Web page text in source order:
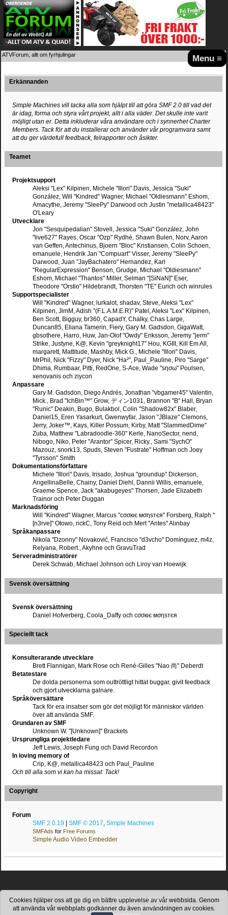
Menu ≡
ATVForum, allt om fyrhjulingar
Erkännanden
Simple Machines vill tacka alla som hjälpt till att göra SMF 2.0 till vad det
är idag, forma och styra vårt projekt, allt i alla väder. Det skulle inte varit
möjligt utan er. Detta inkluderar våra användare och i synnerhet Charter
Members. Tack för att du installerar och använder vår programvara samt
att du ger värdefull feedback, felrapporter och åsikter.
Teamet
Projektsupport
Aleksi "Lex" Kilpinen, Michele "Illori" Davis, Jessica "Suki"
González, Will "Kindred" Wagner, Michael "Oldiesmann" Eshom,
Amacythe, Jeremy "SleePy" Darwood och Justin "metallica48423"
O'Leary
Utvecklare
Jon "Sesquipedalian" Stovell, Jessica "Suki" González, John
"live627" Rayes, Oscar "Ozp" Rydhé, Shawn Bulen, Norv, Aaron
van Geffen, Antechinus, Bjoern "Bloc" Kristiansen, Colin Schoen,
emanuele, Hendrik Jan "Compuart" Visser, Jeremy "SleePy"
Darwood, Juan "JayBachatero" Hernandez, Karl
"RegularExpression" Benson, Grudge, Michael "Oldiesmann"
Eshom, Michael "Thantos" Miller, Selman "[SiNaN]" Eser,
Theodore "Orstio" Hildebrandt, Thorsten "TE" Eurich och winrules
Supportspecialister
Will "Kindred" Wagner, lurkalot, shadav, Steve, Aleksi "Lex"
Kilpinen, JimM, Adish "(F.L.A.M.E.R)" Patel, Aleksi "Lex" Kilpinen,
Ben Scott, Bigguy, br360, CapadY, Chalky, Chas Large,
Duncan85, Eliana Tamerin, Fiery, Gary M. Gadsdon, GigaWatt,
gbsothere, Harro, Huw, Jan-Olof "Owdy" Eriksson, Jeremy "jerm"
Strike, Justyne, K@, Kevin "greyknight17" Hou, KGIII, Kill Em All,
margarett, Mattitude, Mashby, Mick G., Michele "Illori" Davis,
MrPhil, Nick "Fizzy" Dyer, Nick "Ha²", Paul_Pauline, Piro "Sarge"
Dhima, Rumbaar, Pitti, RedOne, S-Ace, Wade "sησω" Poulsen,
xenovanis och ziycon
Anpassare
Gary M. Gadsdon, Diego Andrés, Jonathan "vbgamer45" Valentin,
Mick., Brad "IchBin™" Grow, ディン1031, Brannon "B" Hall, Bryan
"Runic" Deakin, Bugo, Bulakbol, Colin "Shadow82x" Blaber,
Daniel15, Eren Yasarkurt, Gwenwyfar, Jason "JBlaze" Clemons,
Jerry, Joker™, Kays, Killer Possum, Kirby, Matt "SlammedDime"
Zuba, Matthew "Labradoodle-360" Kerle, NanoSector, nend,
Nibogo, Niko, Peter "Arantor" Spicer, Ricky., Sami "SychO"
Mazouz, snork13, Spuds, Steven "Fustrate" Hoffman och Joey
"Tyrsson" Smith
Dokumentationsförfattare
Michele "Illori" Davis, Irisado, Joshua "groundup" Dickerson,
AngellinaBelle, Chainy, Daniel Diehl, Dannii Willis, emanuele,
Graeme Spence, Jack "akabugeyes" Thorsen, Jade Elizabeth
Trainor och Peter Duggan
Marknadsföring
Will "Kindred" Wagner, Marcus "cσσкιє мσηѕтєя" Forsberg, Ralph "
[n3rve]" Otowo, rickC, Tony Reid och Mert "Antes" Alınbay
Språkanpassare
Nikola "Dzonny" Novaković, Francisco "d3vcho" Domínguez, m4z,
Relyana, Robert., Akyhne och GravuTrad
Serveradministratörer
Derek Schwab, Michael Johnson och Liroy van Hoewijk
Svensk översättning
Svensk översättning
Daniel Hofverberg, Coola_Daffy och cσσкιє мσηѕтєя
Speciellt tack
Konsulterarande utvecklare
Brett Flannigan, Mark Rose och René-Gilles "Nao 尚" Deberdt
Betatestare
De dolda personerna som outtröttligt hittat buggar, givit feedback
och gjort utvecklarna galnare.
Språköversättare
Tack för era insatser som gör det möjligt för människor världen
över att använda SMF.
Grundaren av SMF
Unknown W. "[Unknown]" Brackets
Ursprungliga projektledare
Jeff Lewis, Joseph Fung och David Recordon
In loving memory of
Crip, K@, metallica48423 och Paul_Pauline
Och till alla som vi kan ha missat: Tack!
Copyright
Forum
SMF 2.0.19 | SMF © 2017 Simple Machines
SMFAds for Free Forums
Simple Audio Video Embedder
SimplePortal 2.3.8 © 2008-2026, SimplePortal
SMF 2.0.19|SMF © 2017 ,Simple Machines
SMFAdsfor Free Forums
Cookies hjälper oss att ge dig en bättre upplevelse av vår webbsida. Genom
att använda vår webbplats godkänner du även användningen av cookies.